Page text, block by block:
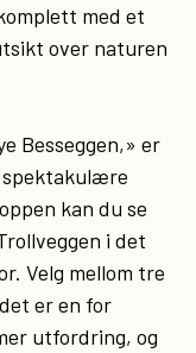
med et
over naturen
Besseggen,» er
spektakulære
kan du se
i det
Velg mellom tre
er en for
utfordring, og